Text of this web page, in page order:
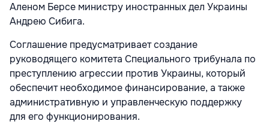
Аленом Берсе министру иностранных дел Украины
Андрею Сибига.
Соглашение предусматривает создание
руководящего комитета Специального трибунала по
преступлению агрессии против Украины, который
обеспечит необходимое финансирование, а также
административную и управленческую поддержку
для его функционирования.